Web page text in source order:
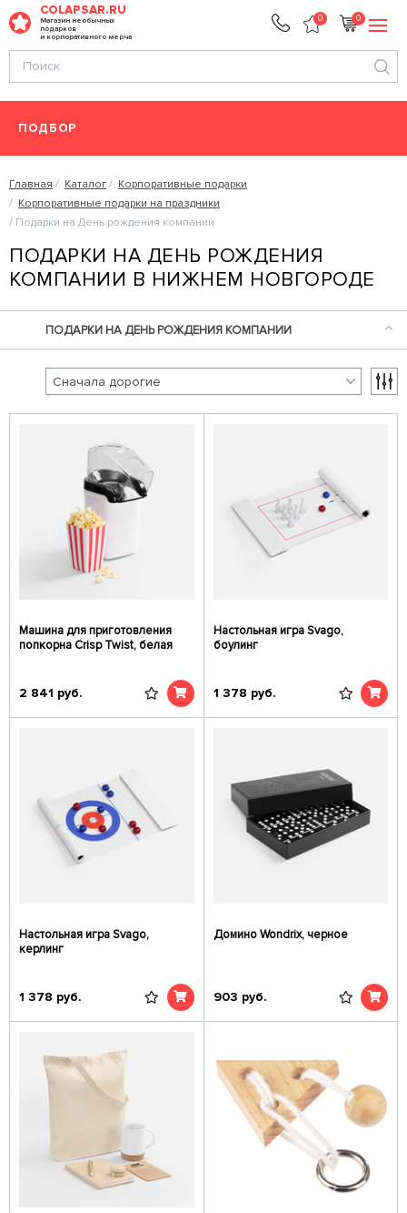
COLAPSAR.RU
Магазин необычных
подарков
и корпоративного мерча
0 0
ПОДБОР
Главная Каталог
Корпоративные подарки
Корпоративные подарки на праздники
Подарки на День рождения компании
ПОДАРКИ НА ДЕНЬ РОЖДЕНИЯ
КОМПАНИИ В НИЖНЕМ НОВГОРОДЕ
ПОДАРКИ НА ДЕНЬ РОЖДЕНИЯ КОМПАНИИ
Машина для приготовления
попкорна Crisp Twist, белая
2 841 руб.
Настольная игра Svago,
боулинг
1 378 руб.
Настольная игра Svago,
керлинг
1 378 руб.
Домино Wondrix, черное
903 руб.